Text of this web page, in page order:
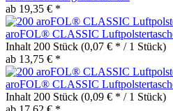
ab 19,35 € *
aroFOL® CLASSIC
Inhalt 200 Stück (0,07 € * / 1 Stück)
ab 13,75 € *
aroFOL® CLASSIC
Inhalt 200 Stück (0,09 € * / 1 Stück)